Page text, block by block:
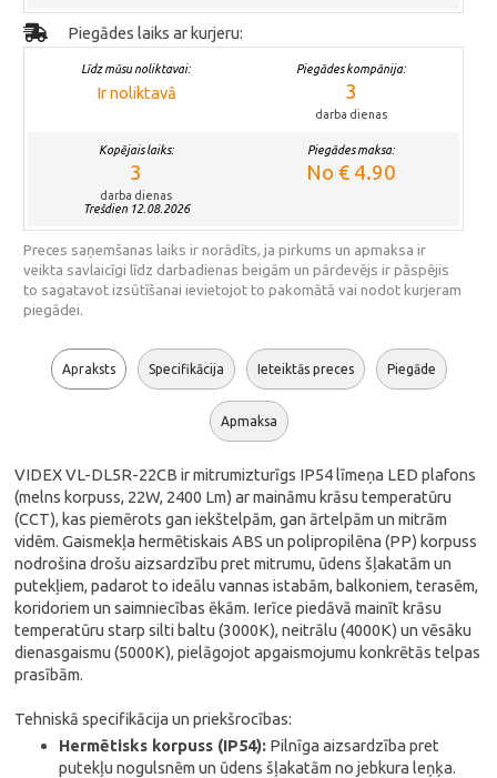
Piegādes laiks ar kurjeru:
Līdz mūsu noliktavai:
Ir noliktavā
Piegādes kompānija:
3
darba dienas
Kopējais laiks:
3
darba dienas
Trešdien 12.08.2026
Piegādes maksa:
No € 4.90
Preces saņemšanas laiks ir norādīts, ja pirkums un apmaksa ir
veikta savlaicīgi līdz darbadienas beigām un pārdevējs ir pāspējis
to sagatavot izsūtīšanai ievietojot to pakomātā vai nodot kurjeram
piegādei.
Apraksts Specifikācija Ieteiktās preces Piegāde
Apmaksa
VIDEX VL-DL5R-22CB ir mitrumizturīgs IP54 līmeņa LED plafons
(melns korpuss, 22W, 2400 Lm) ar maināmu krāsu temperatūru
(CCT), kas piemērots gan iekštelpām, gan ārtelpām un mitrām
vidēm. Gaismekļa hermētiskais ABS un polipropilēna (PP) korpuss
nodrošina drošu aizsardzību pret mitrumu, ūdens šļakatām un
putekļiem, padarot to ideālu vannas istabām, balkoniem, terasēm,
koridoriem un saimniecības ēkām. Ierīce piedāvā mainīt krāsu
temperatūru starp silti baltu (3000K), neitrālu (4000K) un vēsāku
dienasgaismu (5000K), pielāgojot apgaismojumu konkrētās telpas
prasībām.
Tehniskā specifikācija un priekšrocības:
Hermētisks korpuss (IP54): Pilnīga aizsardzība pret
putekļu nogulsnēm un ūdens šļakatām no jebkura leņķa.